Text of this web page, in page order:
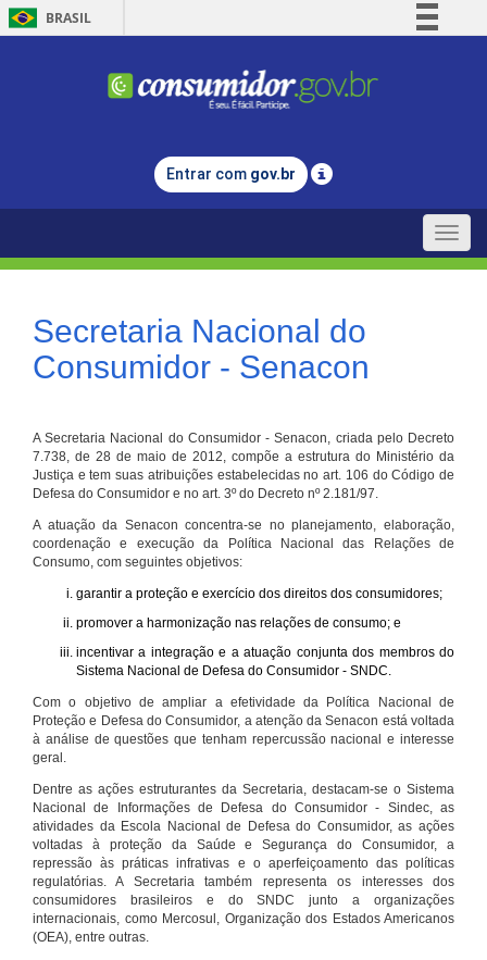
BRASIL
Comunica BR
Legislação
Entrar com gov.br
Toggle
Secretaria Nacional do
Consumidor - Senacon
A Secretaria Nacional do Consumidor - Senacon, criada pelo Decreto
7.738, de 28 de maio de 2012, compõe a estrutura do Ministério da
Justiça e tem suas atribuições estabelecidas no art. 106 do Código de
Defesa do Consumidor e no art. 3º do Decreto nº 2.181/97.
A atuação da Senacon concentra-se no planejamento, elaboração,
coordenação e execução da Política Nacional das Relações de
Consumo, com seguintes objetivos:
garantir a proteção e exercício dos direitos dos consumidores;
promover a harmonização nas relações de consumo; e
incentivar a integração e a atuação conjunta dos membros do
Sistema Nacional de Defesa do Consumidor - SNDC.
Com o objetivo de ampliar a efetividade da Política Nacional de
Proteção e Defesa do Consumidor, a atenção da Senacon está voltada
à análise de questões que tenham repercussão nacional e interesse
geral.
Dentre as ações estruturantes da Secretaria, destacam-se o Sistema
Nacional de Informações de Defesa do Consumidor - Sindec, as
atividades da Escola Nacional de Defesa do Consumidor, as ações
voltadas à proteção da Saúde e Segurança do Consumidor, a
repressão às práticas infrativas e o aperfeiçoamento das políticas
regulatórias. A Secretaria também representa os interesses dos
consumidores brasileiros e do SNDC junto a organizações
internacionais, como Mercosul, Organização dos Estados Americanos
(OEA), entre outras.